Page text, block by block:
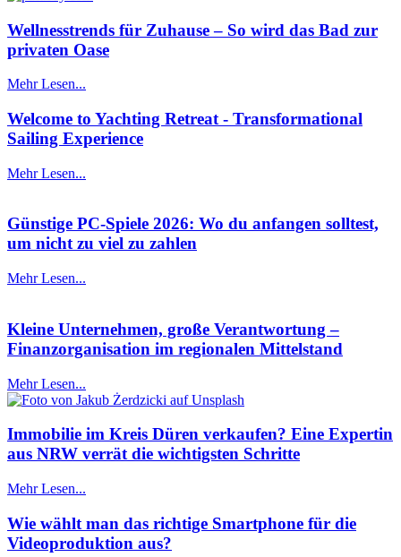
Wellnesstrends für Zuhause – So wird das Bad zur
privaten Oase
Mehr Lesen...
Welcome to Yachting Retreat - Transformational
Sailing Experience
Mehr Lesen...
Günstige PC-Spiele 2026: Wo du anfangen solltest,
um nicht zu viel zu zahlen
Mehr Lesen...
Kleine Unternehmen, große Verantwortung –
Finanzorganisation im regionalen Mittelstand
Mehr Lesen...
Immobilie im Kreis Düren verkaufen? Eine Expertin
aus NRW verrät die wichtigsten Schritte
Mehr Lesen...
Wie wählt man das richtige Smartphone für die
Videoproduktion aus?